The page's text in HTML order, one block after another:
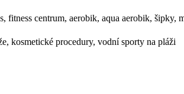
fitness centrum, aerobik, aqua aerobik,
kosmetické procedury, vodní sporty na pláži